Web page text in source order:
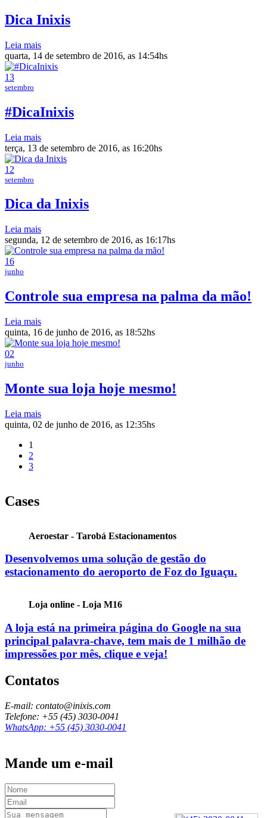
Dica Inixis
Leia mais
quarta, 14 de setembro de 2016, as 14:54hs
13
setembro
#DicaInixis
Leia mais
terça, 13 de setembro de 2016, as 16:20hs
12
setembro
Dica da Inixis
Leia mais
segunda, 12 de setembro de 2016, as 16:17hs
16
junho
Controle sua empresa na palma da mão!
Leia mais
quinta, 16 de junho de 2016, as 18:52hs
02
junho
Monte sua loja hoje mesmo!
Leia mais
quinta, 02 de junho de 2016, as 12:35hs
1
2
3
Cases
Aeroestar - Tarobá Estacionamentos
Desenvolvemos uma solução de gestão do
estacionamento do aeroporto de Foz do Iguaçu.
Loja online - Loja M16
A loja está na primeira página do Google na sua
principal palavra-chave, tem mais de 1 milhão de
impressões por mês, clique e veja!
Contatos
E-mail: contato@inixis.com
Telefone: +55 (45) 3030-0041
WhatsApp: +55 (45) 3030-0041
Mande um e-mail